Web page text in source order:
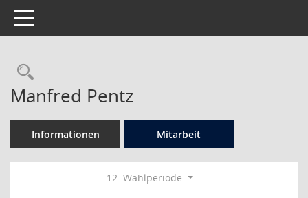
Toggle navigation
Rechercheauswahl
Manfred Pentz
Informationen Mitarbeit
12. Wahlperiode